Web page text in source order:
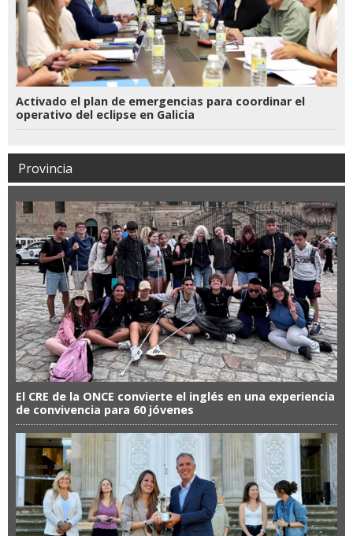
Activado el plan de emergencias para coordinar el
operativo del eclipse en Galicia
Provincia
El CRE de la ONCE convierte el inglés en una experiencia
de convivencia para 60 jóvenes